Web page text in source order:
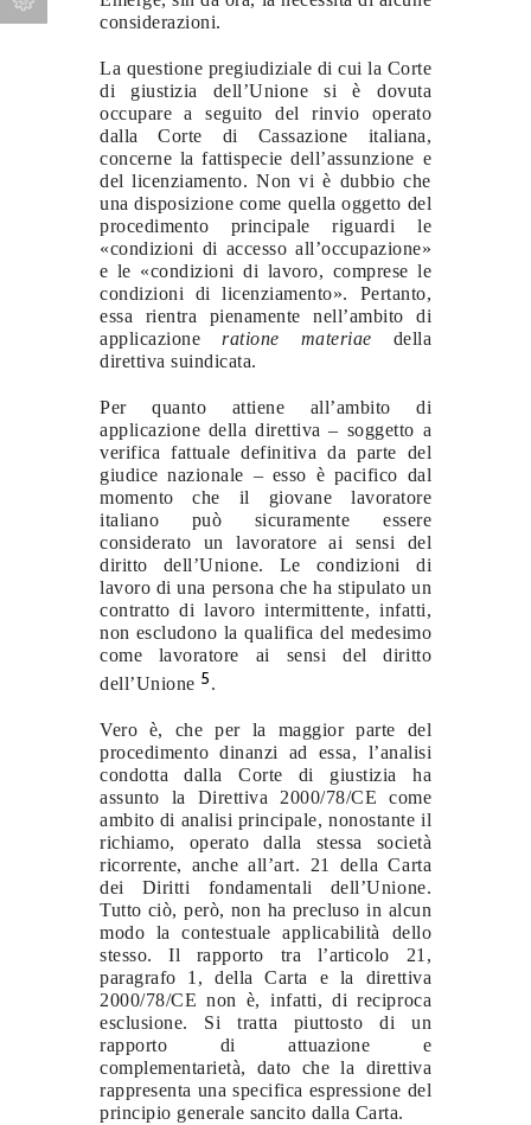
considerazioni.
La questione pregiudiziale di cui la Corte
di giustizia dell’Unione si è dovuta
occupare a seguito del rinvio operato
dalla Corte di Cassazione italiana,
concerne la fattispecie dell’assunzione e
del licenziamento. Non vi è dubbio che
una disposizione come quella oggetto del
procedimento principale riguardi le
«condizioni di accesso all’occupazione»
e le «condizioni di lavoro, comprese le
condizioni di licenziamento». Pertanto,
essa rientra pienamente nell’ambito di
applicazione ratione materiae della
direttiva suindicata.
Per quanto attiene all’ambito di
applicazione della direttiva – soggetto a
verifica fattuale definitiva da parte del
giudice nazionale – esso è pacifico dal
momento che il giovane lavoratore
italiano può sicuramente essere
considerato un lavoratore ai sensi del
diritto dell’Unione. Le condizioni di
lavoro di una persona che ha stipulato un
contratto di lavoro intermittente, infatti,
non escludono la qualifica del medesimo
come lavoratore ai sensi del diritto
dell’Unione 5.
Vero è, che per la maggior parte del
procedimento dinanzi ad essa, l’analisi
condotta dalla Corte di giustizia ha
assunto la Direttiva 2000/78/CE come
ambito di analisi principale, nonostante il
richiamo, operato dalla stessa società
ricorrente, anche all’art. 21 della Carta
dei Diritti fondamentali dell’Unione.
Tutto ciò, però, non ha precluso in alcun
modo la contestuale applicabilità dello
stesso. Il rapporto tra l’articolo 21,
paragrafo 1, della Carta e la direttiva
2000/78/CE non è, infatti, di reciproca
esclusione. Si tratta piuttosto di un
rapporto di attuazione e
complementarietà, dato che la direttiva
rappresenta una specifica espressione del
principio generale sancito dalla Carta.